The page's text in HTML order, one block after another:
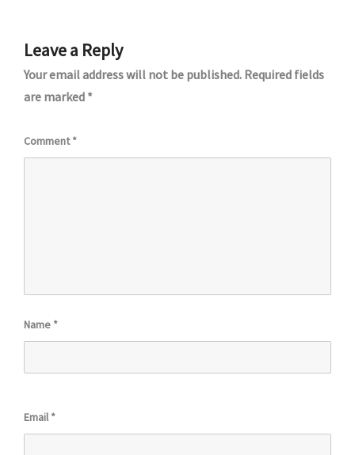
Leave a Reply
Your email address will not be published. Required fields
are marked *
Comment*
Name *
Email*